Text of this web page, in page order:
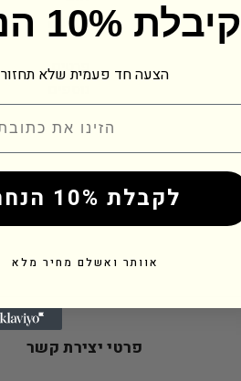
₪ 49.00
פרטים
פרטי יצירת קשר
!קיבלת 10% הנחה
הצעה חד פעמית שלא תחזור
לקבלת 10% הנחה
אוותר ואשלם מחיר מלא